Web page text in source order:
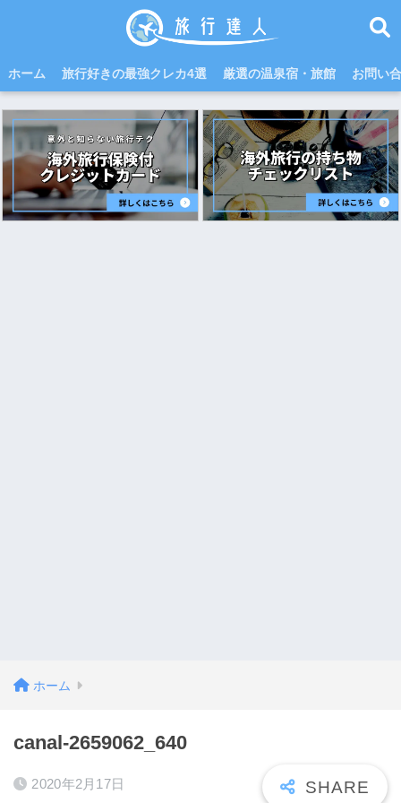
ホーム 旅行好きの最強クレカ4選 厳選の温泉宿・旅館 お問い
ホーム
canal-2659062_640
2020年2月17日